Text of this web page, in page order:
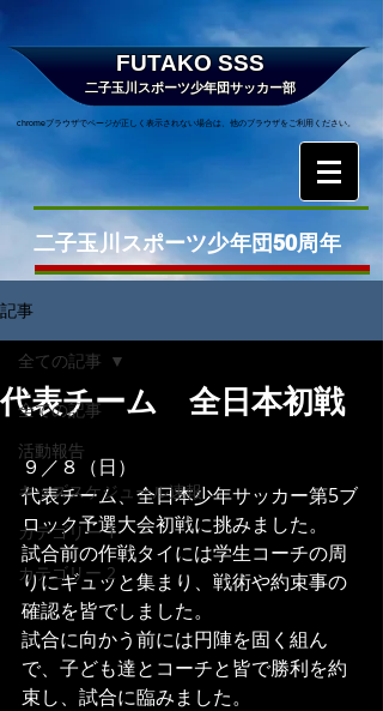
FUTAKO SSS
二子玉川スポーツ少年団サッカー部
chromeブラウザでページが正しく表示されない場合は、他のブラウザをご利用ください。
二子玉川スポーツ少年団50周年
記事
全ての記事
活動報告
キッズスケジュール速報
カテゴリー 1
カテゴリー 2
全ての記事
代表チーム 全日本初戦
９／８（日）
代表チーム、全日本少年サッカー第5ブ
ロック予選大会初戦に挑みました。
試合前の作戦タイには学生コーチの周
りにギュッと集まり、戦術や約束事の
確認を皆でしました。
試合に向かう前には円陣を固く組ん
で、子ども達とコーチと皆で勝利を約
束し、試合に臨みました。